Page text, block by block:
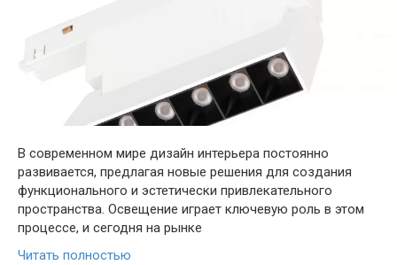
В современном мире дизайн интерьера постоянно
развивается, предлагая новые решения для создания
функционального и эстетически привлекательного
пространства. Освещение играет ключевую роль в этом
процессе, и сегодня на рынке
Читать полностью